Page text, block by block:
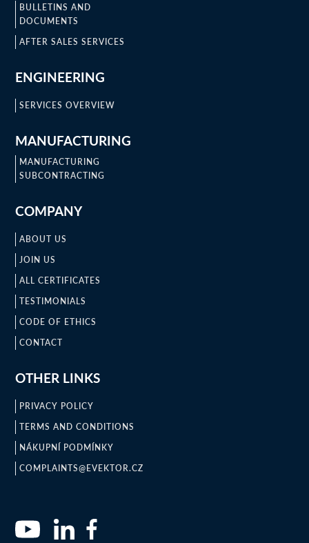
BULLETINS AND
DOCUMENTS
AFTER SALES SERVICES
ENGINEERING
SERVICES OVERVIEW
MANUFACTURING
MANUFACTURING
SUBCONTRACTING
COMPANY
ABOUT US
JOIN US
ALL CERTIFICATES
TESTIMONIALS
CODE OF ETHICS
CONTACT
OTHER LINKS
PRIVACY POLICY
TERMS AND CONDITIONS
NÁKUPNÍ PODMÍNKY
COMPLAINTS@EVEKTOR.CZ